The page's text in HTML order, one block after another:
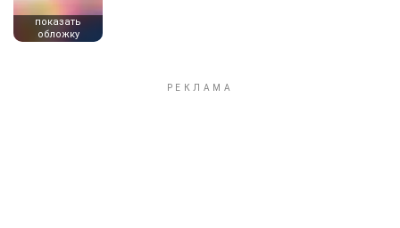
показать
обложку